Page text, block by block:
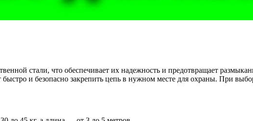
стали, что обеспечивает их надежность и предотвращает
и безопасно закрепить цепь в нужном месте для охраны. При